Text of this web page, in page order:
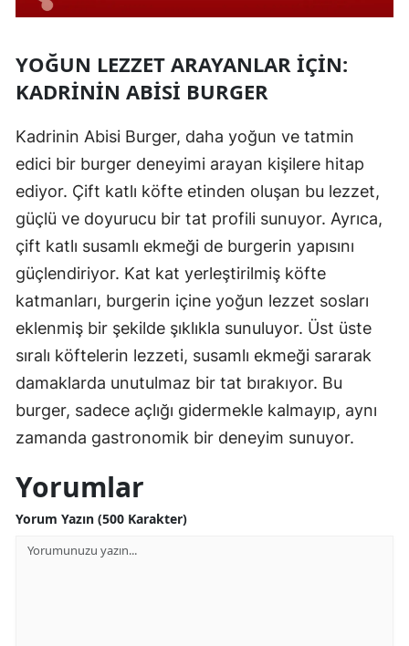
YOĞUN LEZZET ARAYANLAR İÇIN:
KADRININ ABISI BURGER
Kadrinin Abisi Burger, daha yoğun ve tatmin
edici bir burger deneyimi arayan kişilere hitap
ediyor. Çift katlı köfte etinden oluşan bu lezzet,
güçlü ve doyurucu bir tat profili sunuyor. Ayrıca,
çift katlı susamlı ekmeği de burgerin yapısını
güçlendiriyor. Kat kat yerleştirilmiş köfte
katmanları, burgerin içine yoğun lezzet sosları
eklenmiş bir şekilde şıklıkla sunuluyor. Üst üste
sıralı köftelerin lezzeti, susamlı ekmeği sararak
damaklarda unutulmaz bir tat bırakıyor. Bu
burger, sadece açlığı gidermekle kalmayıp, aynı
zamanda gastronomik bir deneyim sunuyor.
Yorumlar
Yorum Yazın (500 Karakter)